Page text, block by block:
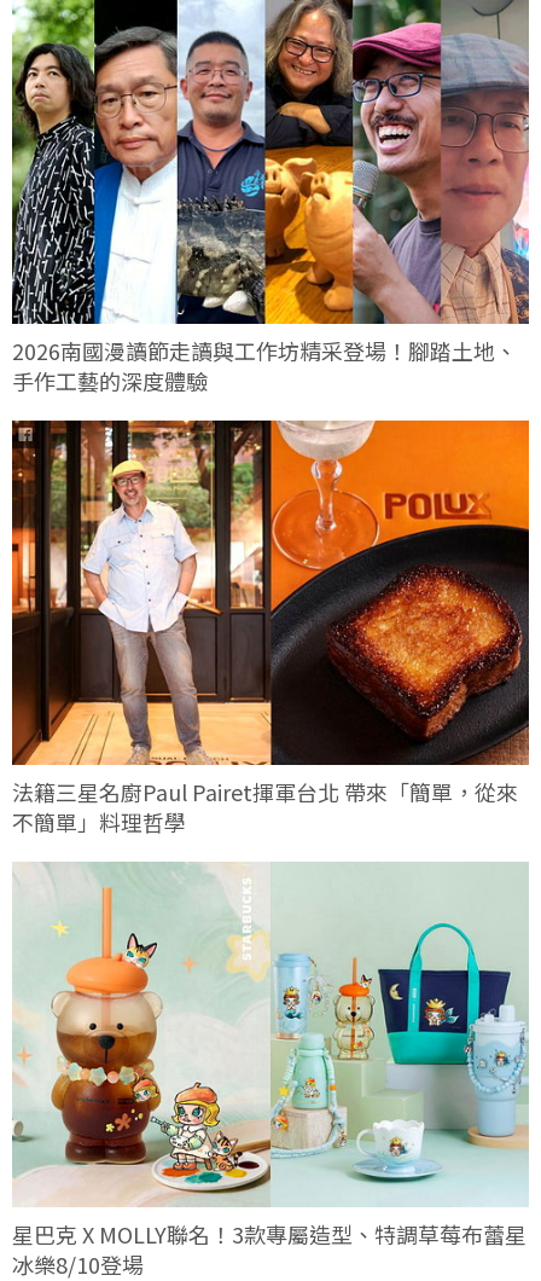
2026南國漫讀節走讀與工作坊精采登場！腳踏土地、
手作工藝的深度體驗
法籍三星名廚Paul Pairet揮軍台北 帶來「簡單，從來
不簡單」料理哲學
星巴克 X MOLLY聯名！3款專屬造型、特調草莓布蕾星
冰樂8/10登場